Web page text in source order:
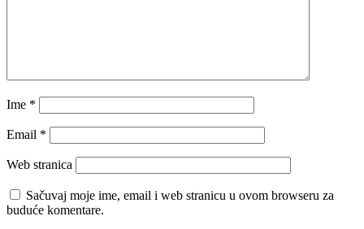
Ime *
Email *
Web stranica
Sačuvaj moje ime, email i web stranicu u ovom browseru za
buduće komentare.